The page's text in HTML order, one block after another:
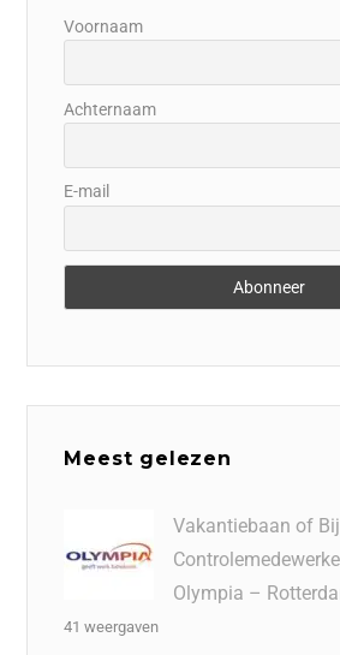
Voornaam
Achternaam
E-mail
Meest gelezen
Vakantiebaan of
Olympia –
41 weergaven